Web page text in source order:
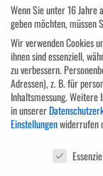
Waffenarten
Transport von
Munitionslehre
Motivierte
Personenschutz-
Wenn Sie unter 16
geben möchten, müssen
Wir verwenden Cookies
ihnen sind essenziell,
zu verbessern.
Adressen), z. B. für
Inhaltsmessung.Weitere
in unserer
Einstellungenwiderrufen
Datenschutzeinstellungen